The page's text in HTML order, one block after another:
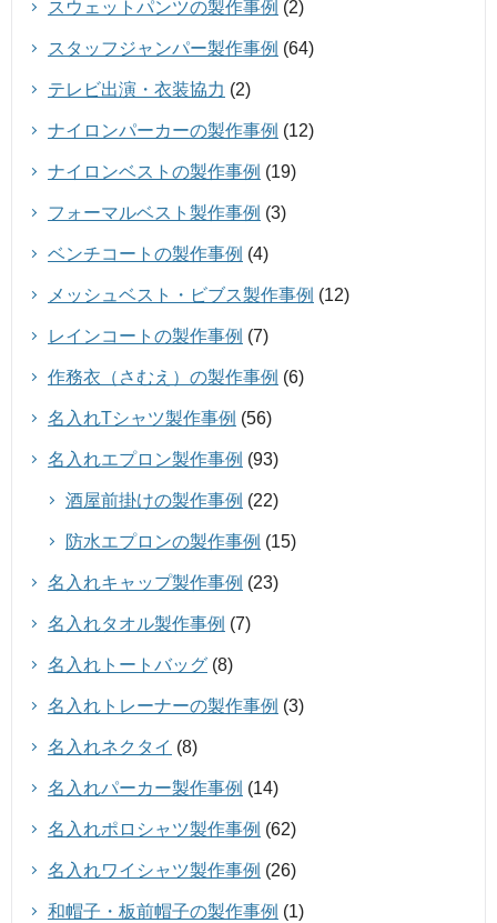
スウェットパンツの製作事例 (2)
スタッフジャンパー製作事例 (64)
テレビ出演・衣装協力 (2)
ナイロンパーカーの製作事例 (12)
ナイロンベストの製作事例 (19)
フォーマルベスト製作事例 (3)
ベンチコートの製作事例 (4)
メッシュベスト・ビブス製作事例 (12)
レインコートの製作事例 (7)
作務衣（さむえ）の製作事例 (6)
名入れTシャツ製作事例 (56)
名入れエプロン製作事例 (93)
酒屋前掛けの製作事例 (22)
防水エプロンの製作事例 (15)
名入れキャップ製作事例 (23)
名入れタオル製作事例 (7)
名入れトートバッグ (8)
名入れトレーナーの製作事例 (3)
名入れネクタイ (8)
名入れパーカー製作事例 (14)
名入れポロシャツ製作事例 (62)
名入れワイシャツ製作事例 (26)
和帽子・板前帽子の製作事例 (1)